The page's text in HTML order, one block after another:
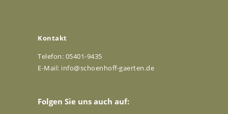
Kontakt
Telefon: 05401-9435
E-Mail: info@schoenhoff-gaerten.de
Folgen Sie uns auch auf: